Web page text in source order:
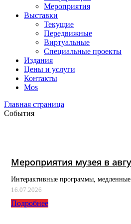
Мероприятия
Выставки
Текущие
Передвижные
Виртуальные
Специальные проекты
Издания
Цены и услуги
Контакты
Mos
Главная страница
События
Мероприятия музея в
Интерактивные программы,
16.07.2026
Подробнее